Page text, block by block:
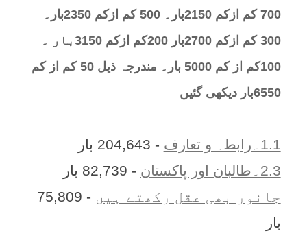
700 کم ازکم 2150بار۔ 500 کم ازکم 2350بار۔
300 کم ازکم 2700بار 200کم ازکم 3150بار ۔
100کم از کم 5000 بار۔ مندرجہ ذیل 50 کم از کم
6550بار دیکھی گئیں
1.1۔رابطہ و تعارف
- 204,643 بار
2.3۔طالبان اور پاکستان
- 82,739 بار
جانور بھی عقل رکھتے ہیں
- 75,809
بار